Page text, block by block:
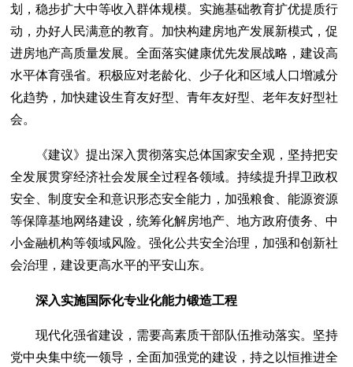
划，稳步扩大中等收入群体规模。实施基础教育扩优提质行
动，办好人民满意的教育。加快构建房地产发展新模式，促
进房地产高质量发展。全面落实健康优先发展战略，建设高
水平体育强省。积极应对老龄化、少子化和区域人口增减分
化趋势，加快建设生育友好型、青年友好型、老年友好型社
会。
《建议》提出深入贯彻落实总体国家安全观，坚持把安
全发展贯穿经济社会发展全过程各领域。持续提升捍卫政权
安全、制度安全和意识形态安全能力，加强粮食、能源资源
等保障基地网络建设，统筹化解房地产、地方政府债务、中
小金融机构等领域风险。强化公共安全治理，加强和创新社
会治理，建设更高水平的平安山东。
深入实施国际化专业化能力锻造工程
现代化强省建设，需要高素质干部队伍推动落实。坚持
党中央集中统一领导，全面加强党的建设，持之以恒推进全